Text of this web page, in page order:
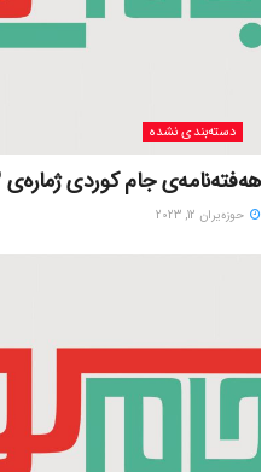
دسته‌بندی نشده
هەفتەنامەی جام کوردی ژمارەی 323
حوزه‌یران 12, 2023